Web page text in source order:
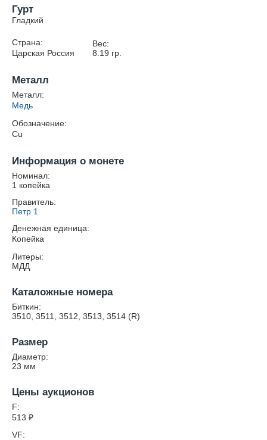
Гурт
Гладкий
Страна:
Царская Россия
Вес:
8.19 гр.
Металл
Металл:
Медь
Обозначение:
Cu
Информация о монете
Номинал:
1 копейка
Правитель:
Петр 1
Денежная единица:
Копейка
Литеры:
МДД
Каталожные номера
Биткин:
3510, 3511, 3512, 3513, 3514 (R)
Размер
Диаметр:
23 мм
Цены аукционов
F:
513 ₽
VF: